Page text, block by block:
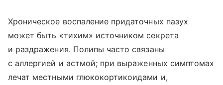
Хроническое воспаление придаточных пазух
может быть «тихим» источником секрета
и раздражения. Полипы часто связаны
с аллергией и астмой; при выраженных симптомах
лечат местными глюкокортикоидами и,